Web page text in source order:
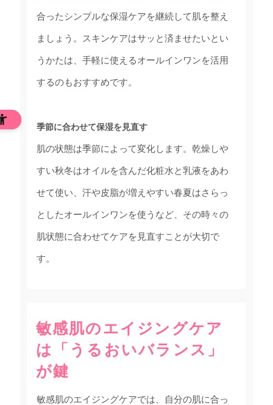
合ったシンプルな保湿ケアを継続して肌を整え
ましょう。スキンケアはサッと済ませたいとい
うかたは、手軽に使えるオールインワンを活用
するのもおすすめです。
季節に合わせて保湿を見直す
肌の状態は季節によって変化します。乾燥しや
すい秋冬はオイルを含んだ化粧水と乳液をあわ
せて使い、汗や皮脂が増えやすい春夏はさらっ
としたオールインワンを使うなど、その時々の
肌状態に合わせてケアを見直すことが大切で
す。
敏感肌のエイジングケア
は「うるおいバランス」
が鍵
敏感肌のエイジングケアでは、自分の肌に合っ